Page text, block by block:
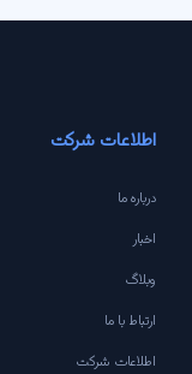
اطلاعات شرکت
درباره ما
اخبار
وبلاگ
ارتباط با ما
اطلاعات شرکت